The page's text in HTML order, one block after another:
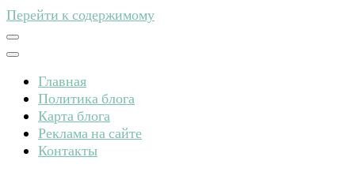
Перейти к содержимому
Главная
Политика блога
Карта блога
Реклама на сайте
Контакты